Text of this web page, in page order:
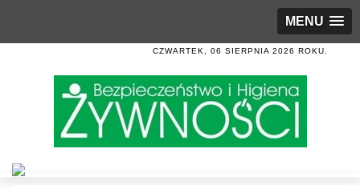
MENU
CZWARTEK, 06 SIERPNIA 2026 ROKU.